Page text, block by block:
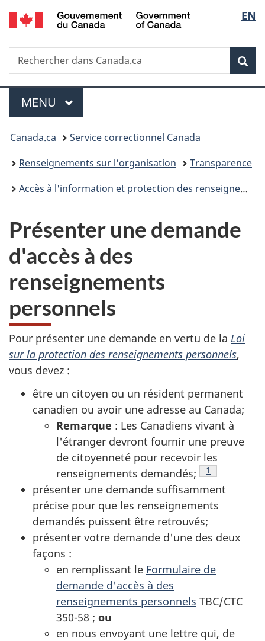
Passer
au
principal
Passer
à
Au
du
Passer
à
version
simplifiée
de
la
EN
Recherche
Rechercher
dans
Menu
MENU PRINCIPAL
Vous
êtes
ici :
Canada.ca
Service correctionnel Canada
Renseignements sur l'organisation
Transparence
Accès à l'information et protection des renseignements personnels
Présenter une demande
d'accès à des
renseignements
personnels
Pour présenter une demande en vertu de la Loi
sur la protection des renseignements personnels,
vous devez :
être un citoyen ou un résident permanent
canadien ou avoir une adresse au Canada;
Remarque : Les Canadiens vivant à
l'étranger devront fournir une preuve
de citoyenneté pour recevoir les
renseignements demandés;
Note de bas
1
présenter une demande suffisamment
précise pour que les renseignements
demandés puissent être retrouvés;
présenter votre demande d'une des deux
façons :
en remplissant le Formulaire de
demande d'accès à des
renseignements personnels TBC/CTC
350-58 ; ou
en nous envoyant une lettre qui, de